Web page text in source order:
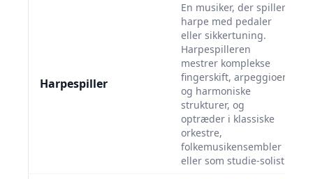
Harpespiller
En musiker, der spiller
harpe med pedaler
eller sikkertuning.
Harpespilleren
mestrer komplekse
fingerskift, arpeggioer
og harmoniske
strukturer, og
optræder i klassiske
orkestre,
folkemusikensembler
eller som studie-solist.